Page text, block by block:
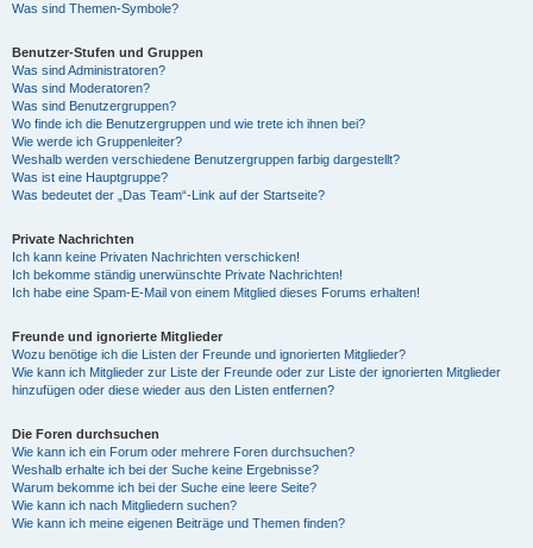
Was sind Themen-Symbole?
Benutzer-Stufen und Gruppen
Was sind Administratoren?
Was sind Moderatoren?
Was sind Benutzergruppen?
Wo finde ich die Benutzergruppen und wie trete ich ihnen bei?
Wie werde ich Gruppenleiter?
Weshalb werden verschiedene Benutzergruppen farbig dargestellt?
Was ist eine Hauptgruppe?
Was bedeutet der „Das Team“-Link auf der Startseite?
Private Nachrichten
Ich kann keine Privaten Nachrichten verschicken!
Ich bekomme ständig unerwünschte Private Nachrichten!
Ich habe eine Spam-E-Mail von einem Mitglied dieses Forums erhalten!
Freunde und ignorierte Mitglieder
Wozu benötige ich die Listen der Freunde und ignorierten Mitglieder?
Wie kann ich Mitglieder zur Liste der Freunde oder zur Liste der ignorierten Mitglieder
hinzufügen oder diese wieder aus den Listen entfernen?
Die Foren durchsuchen
Wie kann ich ein Forum oder mehrere Foren durchsuchen?
Weshalb erhalte ich bei der Suche keine Ergebnisse?
Warum bekomme ich bei der Suche eine leere Seite?
Wie kann ich nach Mitgliedern suchen?
Wie kann ich meine eigenen Beiträge und Themen finden?